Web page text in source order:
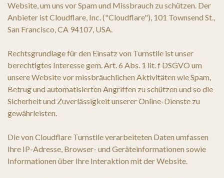
Website, um uns vor Spam und Missbrauch zu schützen. Der
Anbieter ist Cloudflare, Inc. ("Cloudflare"), 101 Townsend St.,
San Francisco, CA 94107, USA.
Rechtsgrundlage für den Einsatz von Turnstile ist unser
berechtigtes Interesse gem. Art. 6 Abs. 1 lit. f DSGVO um
unsere Website vor missbräuchlichen Aktivitäten wie Spam,
Betrug und automatisierten Angriffen zu schützen und so die
Sicherheit und Zuverlässigkeit unserer Online-Dienste zu
gewährleisten.
Die von Cloudflare Turnstile verarbeiteten Daten umfassen
Ihre IP-Adresse, Browser- und Geräteinformationen sowie
Informationen über Ihre Interaktion mit der Website.